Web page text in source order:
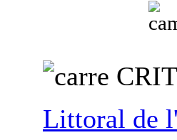
C
Littoral de